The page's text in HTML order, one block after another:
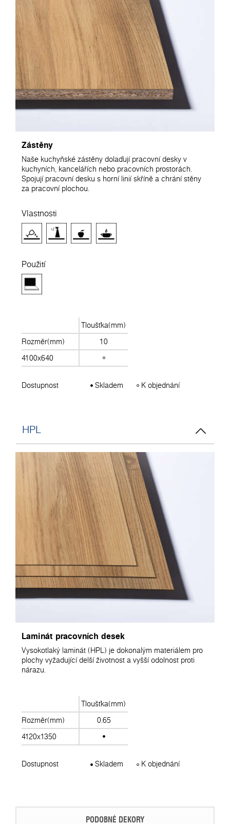
Zástěny
Naše kuchyňské zástěny dolaďují pracovní desky v
kuchyních, kancelářích nebo pracovních prostorách.
Spojují pracovní desku s horní linií skříně a chrání stěny
za pracovní plochou.
Vlastnosti
Použití
Tloušťka(mm)
Rozměr(mm)
10
4100x640
Dostupnost Skladem K objednání
HPL
Laminát pracovních desek
Vysokotlaký laminát (HPL) je dokonalým materiálem pro
plochy vyžadující delší životnost a vyšší odolnost proti
nárazu.
Tloušťka(mm)
Rozměr(mm)
0.65
4120x1350
Dostupnost Skladem K objednání
PODOBNÉ DEKORY